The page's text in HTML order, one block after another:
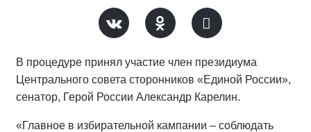
В процедуре принял участие член президиума
Центрального совета сторонников «Единой России»,
сенатор, Герой России Александр Карелин.
«Главное в избирательной кампании – соблюдать